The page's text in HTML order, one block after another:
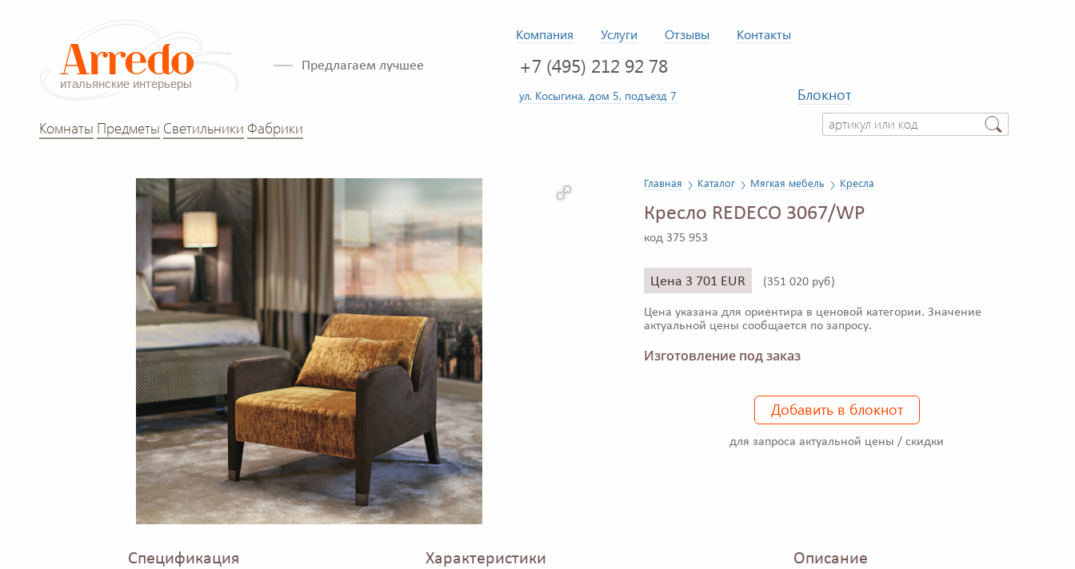
Компания Услуги Отзывы Контакты
Предлагаем лучшее +7 (495) 212 92 78
ул. Косыгина, дом 5, подъезд 7
Блокнот
Комнаты Предметы Светильники Фабрики
Главная Каталог Мягкая мебель Кресла
Кресло REDECO 3067/WP
код 375 953
Цена 3 701 EUR (351 020 руб)
Цена указана для ориентира в ценовой категории. Значение
актуальной цены сообщается по запросу.
Изготовление под заказ
Добавить в блокнот
для запроса актуальной цены / скидки
Спецификация Характеристики Описание